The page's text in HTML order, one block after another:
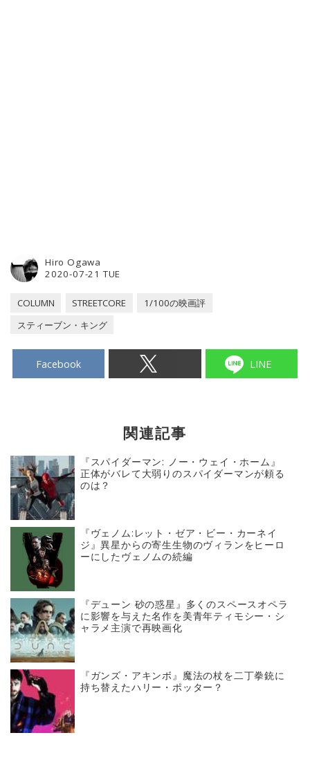
2020-07-21 TUE
Hiro Ogawa
COLUMN STREETCORE
1/100の映画評
スティーブン・キング
Facebook LINE
関連記事
『スパイダーマン: ノー・ウェイ・ホーム』
正体がバレて大弱りのスパイダーマンが頼る
のは？
『ヴェノム:レット・ゼア・ビー・カーネイ
ジ』異星からの寄生生物のヴィランをヒーロ
ーにしたヴェノムの続編
『デューン 砂の惑星』多くのスペースオペラ
に影響を与えた名作を美青年ティモシー・シ
ャラメ主演で再映画化
『ガンズ・アキンボ』魔法の杖を二丁拳銃に
持ち替えたハリー・ポッター？